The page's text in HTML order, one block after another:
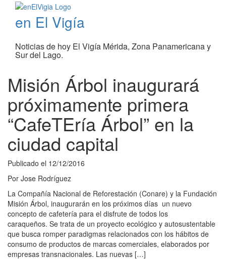
en El Vigía
Noticias de hoy El Vigía Mérida, Zona Panamericana y
Sur del Lago.
Misión Árbol inaugurará
próximamente primera
“CafeTEría Árbol” en la
ciudad capital
Publicado el 12/12/2016
Por Jose Rodríguez
La Compañía Nacional de Reforestación (Conare) y la Fundación
Misión Árbol, inaugurarán en los próximos días un nuevo
concepto de cafetería para el disfrute de todos los
caraqueños. Se trata de un proyecto ecológico y autosustentable
que busca romper paradigmas relacionados con los hábitos de
consumo de productos de marcas comerciales, elaborados por
empresas transnacionales. Las nuevas […]